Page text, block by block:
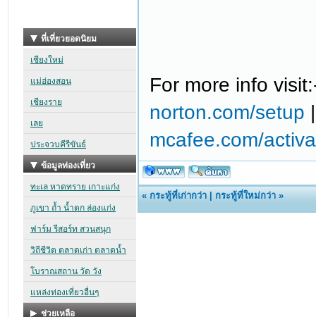
For more info
norton.com/setup
mcafee.com/
«กระทู้ที่เก่ากว่า |กระทู้ที่ใหม่กว่า »